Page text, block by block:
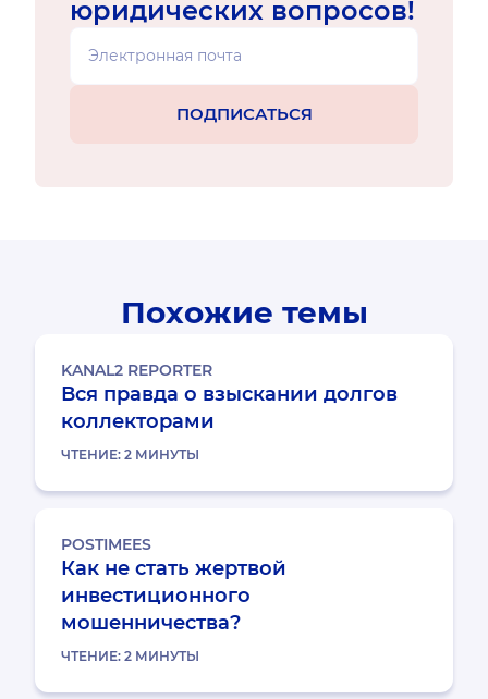
юридических вопросов!
Похожие темы
KANAL2 REPORTER
Вся правда о взыскании долгов
коллекторами
ЧТЕНИЕ: 2 МИНУТЫ
POSTIMEES
Как не стать жертвой
инвестиционного
мошенничества?
ЧТЕНИЕ: 2 МИНУТЫ